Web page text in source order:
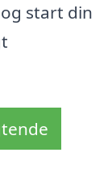
start din